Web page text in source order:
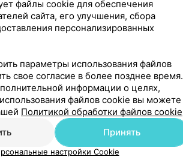
файлы cookie для обеспечения
сайта, его улучшения, сбора
персонализированных
параметры использования файлов
свое согласие в более позднее время.
информации о целях,
файлов cookie вы можете
Политикой обработки файлов cookie
Принять
настройки Cookie